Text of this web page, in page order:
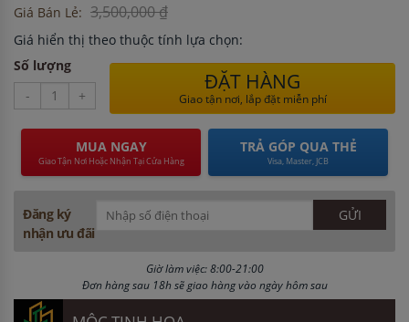
Giá Bán Lẻ: 3,500,000 ₫
Giá hiển thị theo thuộc tính lựa chọn:
Số lượng
-
+
ĐẶT HÀNG
Giao tận nơi, lắp đặt miễn phí
MUA NGAY
Giao Tận Nơi Hoặc Nhận Tại Cửa Hàng
TRẢ GÓP QUA THẺ
Visa, Master, JCB
Đăng ký
nhận ưu đãi
Giờ làm việc: 8:00-21:00
Đơn hàng sau 18h sẽ giao hàng vào ngày hôm sau